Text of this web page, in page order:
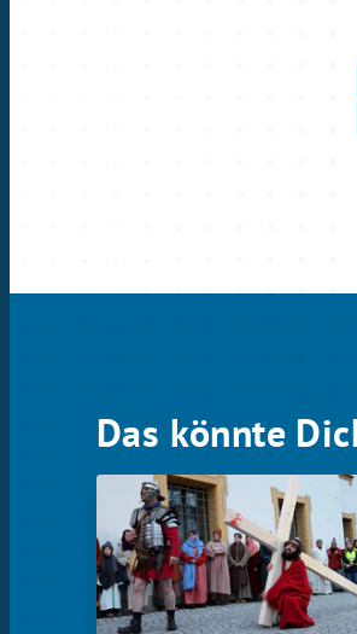
Das könnte